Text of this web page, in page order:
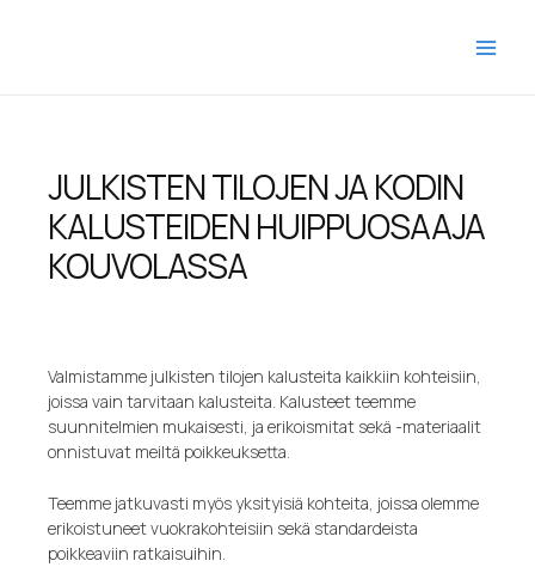
JULKISTEN TILOJEN JA KODIN
KALUSTEIDEN HUIPPUOSAAJA
KOUVOLASSA
Valmistamme julkisten tilojen kalusteita kaikkiin kohteisiin,
joissa vain tarvitaan kalusteita. Kalusteet teemme
suunnitelmien mukaisesti, ja erikoismitat sekä -materiaalit
onnistuvat meiltä poikkeuksetta.
Teemme jatkuvasti myös yksityisiä kohteita, joissa olemme
erikoistuneet vuokrakohteisiin sekä standardeista
poikkeaviin ratkaisuihin.